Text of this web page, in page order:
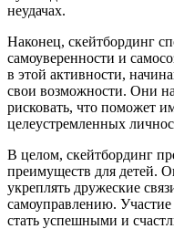
неудачах.
Наконец, скейтбординг
самоуверенности и
в этой активности,
свои возможности. Они
рисковать, что поможет
целеустремленных
В целом, скейтбординг
преимуществ для детей.
укреплять дружеские
самоуправлению.
стать успешными и